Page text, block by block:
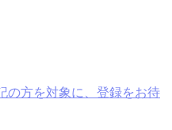
の方を対象に、登録をお待